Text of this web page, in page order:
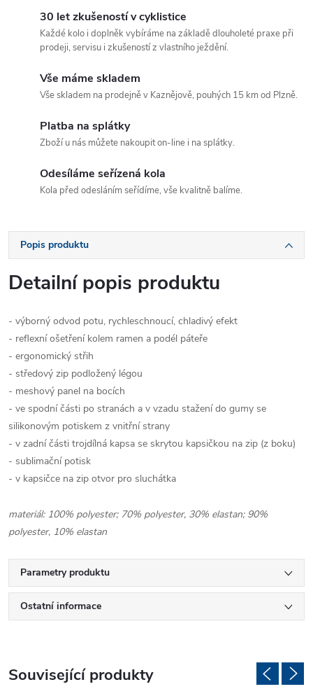
30 let zkušeností v cyklistice
Každé kolo i doplněk vybíráme na základě dlouholeté praxe při
prodeji, servisu i zkušeností z vlastního ježdění.
Vše máme skladem
Vše skladem na prodejně v Kaznějově, pouhých 15 km od Plzně.
Platba na splátky
Zboží u nás můžete nakoupit on-line i na splátky.
Odesíláme seřízená kola
Kola před odesláním seřídíme, vše kvalitně balíme.
Popis produktu
Detailní popis produktu
- výborný odvod potu, rychleschnoucí, chladivý efekt
- reflexní ošetření kolem ramen a podél páteře
- ergonomický střih
- středový zip podložený légou
- meshový panel na bocích
- ve spodní části po stranách a v vzadu stažení do gumy se
silikonovým potiskem z vnitřní strany
- v zadní části trojdílná kapsa se skrytou kapsičkou na zip (z boku)
- sublimační potisk
- v kapsičce na zip otvor pro sluchátka
materiál: 100% polyester; 70% polyester, 30% elastan; 90%
polyester, 10% elastan
Parametry produktu
Ostatní informace
Související produkty